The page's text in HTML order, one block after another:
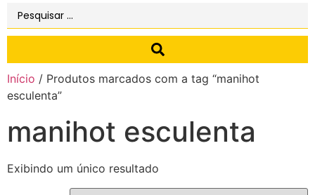
Início / Produtos marcados com a tag “manihot
esculenta”
manihot esculenta
Exibindo um único resultado